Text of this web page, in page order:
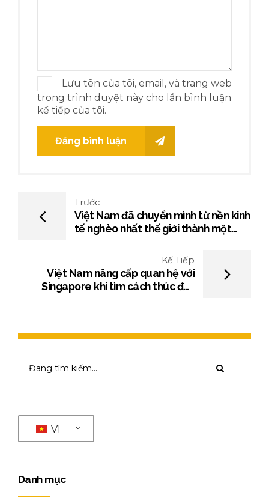
Lưu tên của tôi, email, và trang web
trong trình duyệt này cho lần bình luận
kế tiếp của tôi.
Đăng bình luận
Trước
Việt Nam đã chuyển mình từ nền kinh
tế nghèo nhất thế giới thành một
Kế Tiếp
Việt Nam nâng cấp quan hệ với
Singapore khi tìm cách thúc đẩy
VI
Danh mục